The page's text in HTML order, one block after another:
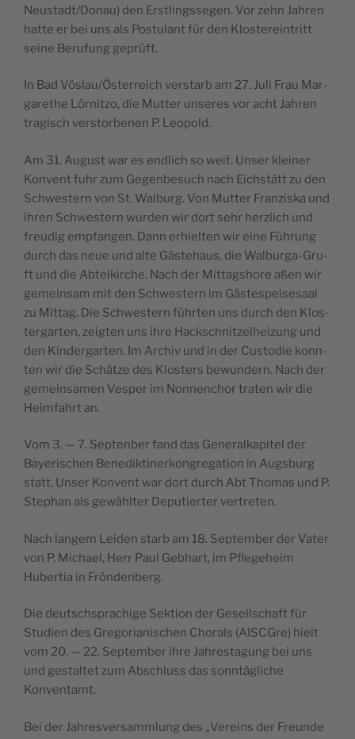
Neustadt/Donau) den Ers­tlings­se­gen. Vor zehn Jahren
hat­te er bei uns als Pos­tu­lant für den Klo­s­te­re­in­tritt
sei­ne Beru­fung geprüft.
In Bad Vöslau/Österreich ver­s­tarb am 27. Juli Frau Mar­
ga­ret­he Lör­nit­zo, die Mut­ter unse­res vor acht Jahren
tra­gi­sch ver­s­tor­be­nen P. Leopold.
Am 31. August war es end­lich so weit. Unser kle­i­ner
Kon­vent fuhr zum Gegen­be­such nach Eic­hs­tätt zu den
Schwe­s­tern von St. Wal­burg. Von Mut­ter Fran­zi­s­ka und
ihren Schwe­s­tern wur­den wir dort sehr herz­lich und
fre­u­dig emp­fan­gen. Dann erhi­el­ten wir eine Führung
durch das neue und alte Gäs­te­ha­us, die Wal­bur­ga-Gru­
ft und die Abte­i­kirc­he. Nach der Mit­tags­ho­re aßen wir
geme­in­sam mit den Schwe­s­tern im Gäs­te­s­pe­i­se­sa­al
zu Mit­tag. Die Schwe­s­tern führ­ten uns durch den Klo­s­
ter­gar­ten, zeig­ten uns ihre Hack­sc­hnit­zel­he­i­zung und
den Kin­der­gar­ten. Im Arc­hiv und in der Cus­to­die konn­
ten wir die Schät­ze des Klo­s­ters bewun­dern. Nach der
geme­in­sa­men Ves­per im Non­nenc­hor tra­ten wir die
Heim­fa­hrt an.
Vom 3. — 7. Sep­ten­ber fand das Gene­ral­ka­pi­tel der
Baye­ri­sc­hen Bene­dik­ti­ner­kon­gre­ga­ti­on in Aug­s­burg
statt. Unser Kon­vent war dort durch Abt Tho­mas und P.
Step­han als gewähl­ter Depu­ti­er­ter vertreten.
Nach lan­gem Lei­den starb am 18. Sep­tem­ber der Vater
von P. Mic­ha­el, Herr Paul Geb­hart, im Pfle­ge­he­im
Huber­tia in Fröndenberg.
Die deut­sc­hs­prac­hige Sek­ti­on der Gesellsc­ha­ft für
Stu­di­en des Gre­go­ri­a­ni­sc­hen Cho­rals (AISC­Gre) hielt
vom 20. — 22. Sep­tem­ber ihre Jahre­s­ta­gung bei uns
und ges­tal­tet zum Absc­hluss das sonn­täglic­he
Konventamt.
Bei der Jahre­s­ver­sammlung des „Vere­ins der Fre­un­de